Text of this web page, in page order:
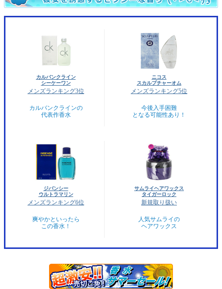
カルバンクライン
シーケーワン
メンズランキング3位
カルバンクラインの
代表作香水
ニコス
スカルプチャーオム
メンズランキング5位
今後入手困難
となる可能性あり！
ジバンシー
ウルトラマリン
メンズランキング6位
爽やかといったら
この香水！
サムライヘアワックス
タイガーロック
新規取り扱い
人気サムライの
ヘアワックス